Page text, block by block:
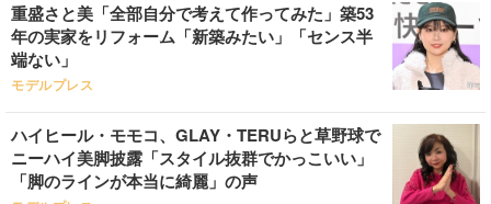
重盛さと美「全部自分で考えて作ってみた」築53
年の実家をリフォーム「新築みたい」「センス半
端ない」
モデルプレス
ハイヒール・モモコ、GLAY・TERUらと草野球で
ニーハイ美脚披露「スタイル抜群でかっこいい」
「脚のラインが本当に綺麗」の声